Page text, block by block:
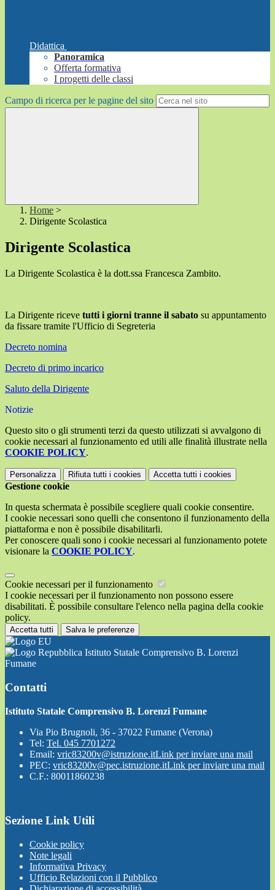
Didattica
Panoramica
Offerta formativa
I progetti delle classi
Campo di ricerca per le pagine del sito
Home >
Dirigente Scolastica
Dirigente Scolastica
La Dirigente Scolastica è la dott.ssa Francesca Zambito.
La Dirigente riceve tutti i giorni tranne il sabato su appuntamento
da fissare tramite l'Ufficio di Segreteria
Decreto nomina
Decreto di primo incarico
Saluto della Dirigente
Notizie
Questo sito o gli strumenti terzi da questo utilizzati si avvalgono di
cookie necessari al funzionamento ed utili alle finalità illustrate nella
COOKIE POLICY.
Personalizza Rifiuta tutti i cookies Accetta tutti i cookies
Gestione cookie
In questa schermata è possibile scegliere quali cookie consentire.
I cookie necessari sono quelli che consentono il funzionamento della
piattaforma e non è possibile disabilitarli.
Per conoscere quali sono i cookie necessari al funzionamento potete
visionare la COOKIE POLICY.
Cookie necessari per il funzionamento
I cookie necessari per il funzionamento non possono essere
disabilitati. È possibile consultare l'elenco nella pagina della cookie
policy.
Accetta tutti Salva le preferenze
Istituto Statale Comprensivo B. Lorenzi
Fumane
Contatti
Istituto Statale Comprensivo B. Lorenzi Fumane
Via Pio Brugnoli, 36 - 37022 Fumane (Verona)
Tel: Tel. 045 7701272
Email: vric83200v@istruzione.itLink per inviare una mail
PEC: vric83200v@pec.istruzione.itLink per inviare una mail
C.F.: 80011860238
Sezione Link Utili
Cookie policy
Note legali
Informativa Privacy
Ufficio Relazioni con il Pubblico